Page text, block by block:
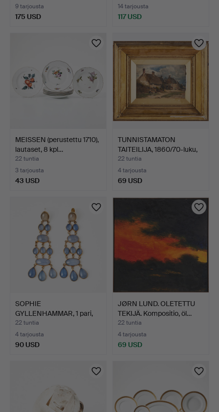
9 tarjousta
175 USD
14 tarjousta
117 USD
MEISSEN (perustettu 1710),
lautaset, 8 kpl…
22 tuntia
3 tarjousta
43 USD
TUNNISTAMATON
TAITEILIJA, 1860/70-luku,
öl…
22 tuntia
4 tarjousta
69 USD
SOPHIE
GYLLENHAMMAR, 1 pari,
kullattua ste…
22 tuntia
4 tarjousta
90 USD
JØRN LUND. OLETETTU
TEKIJÄ. Kompositio, öl…
22 tuntia
4 tarjousta
69 USD